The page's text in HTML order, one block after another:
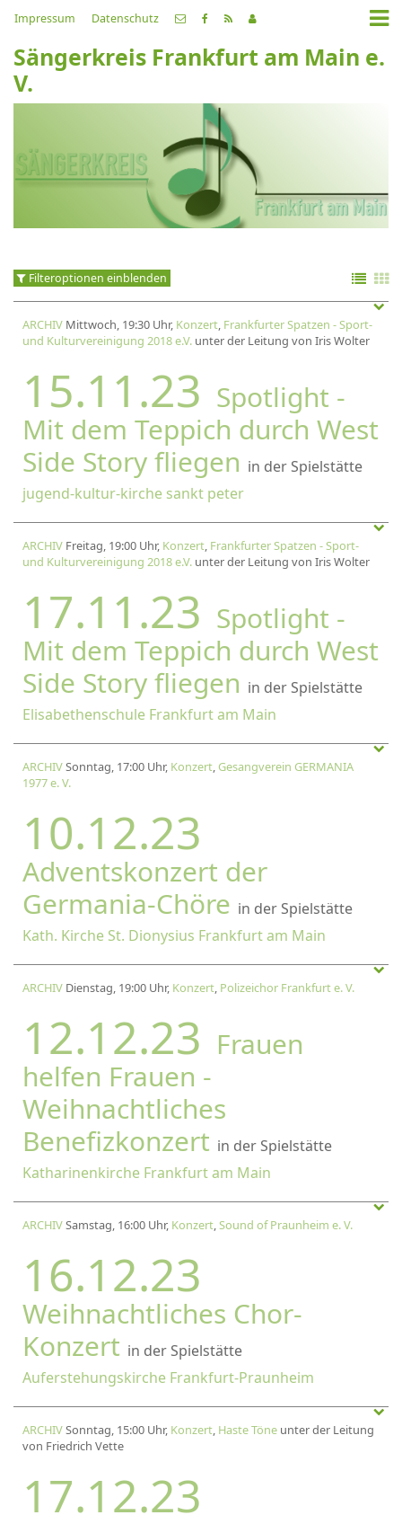
Impressum Datenschutz
Sängerkreis Frankfurt am Main e.
V.
Filteroptionen einblenden
ARCHIV Mittwoch, 19:30 Uhr, Konzert, Frankfurter Spatzen - Sport-
und Kulturvereinigung 2018 e.V. unter der Leitung von Iris Wolter
15.11.23 Spotlight -
Mit dem Teppich durch West
Side Story fliegen in der Spielstätte
jugend-kultur-kirche sankt peter
ARCHIV Freitag, 19:00 Uhr, Konzert, Frankfurter Spatzen - Sport-
und Kulturvereinigung 2018 e.V. unter der Leitung von Iris Wolter
17.11.23 Spotlight -
Mit dem Teppich durch West
Side Story fliegen in der Spielstätte
Elisabethenschule Frankfurt am Main
ARCHIVSonntag, 17:00 Uhr, Konzert,Gesangverein GERMANIA
1977 e. V.
10.12.23
Adventskonzert der
Germania-Chöre in der Spielstätte
Kath. Kirche St. Dionysius Frankfurt am Main
ARCHIV Dienstag, 19:00 Uhr, Konzert, Polizeichor Frankfurt e. V.
12.12.23 Frauen
helfen Frauen -
Weihnachtliches
Benefizkonzert in der Spielstätte
Katharinenkirche Frankfurt am Main
ARCHIVSamstag, 16:00 Uhr, Konzert,Sound of Praunheim e. V.
16.12.23
Weihnachtliches Chor-
Konzert in der Spielstätte
Auferstehungskirche Frankfurt-Praunheim
ARCHIVSonntag, 15:00 Uhr, Konzert, Haste Töne unter der Leitung
von Friedrich Vette
17.12.23